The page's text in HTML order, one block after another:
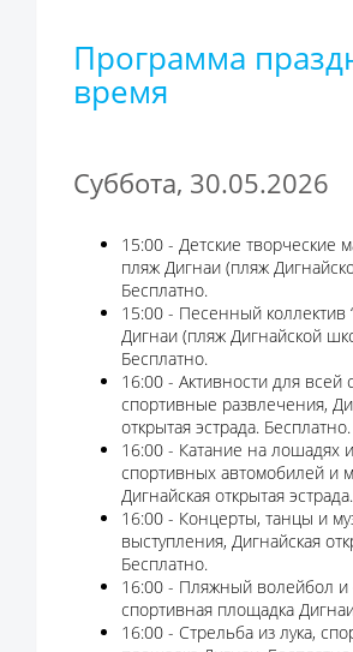
Программа
время
Суббота, 30.05.2026
15:00 - Детские творческие
пляж Дигнаи (пляж
Бесплатно.
15:00 - Песенный коллектив
Дигнаи (пляж Дигнайской
Бесплатно.
16:00 - Активности для всей
спортивные развлечения,
открытая эстрада. Бесплатно.
16:00 - Катание на лошадях
спортивных автомобилей и
Дигнайская открытая
16:00 - Концерты, танцы и
выступления, Дигнайская
Бесплатно.
16:00 - Пляжный волейбол и
спортивная площадка
16:00 - Стрельба из лука,